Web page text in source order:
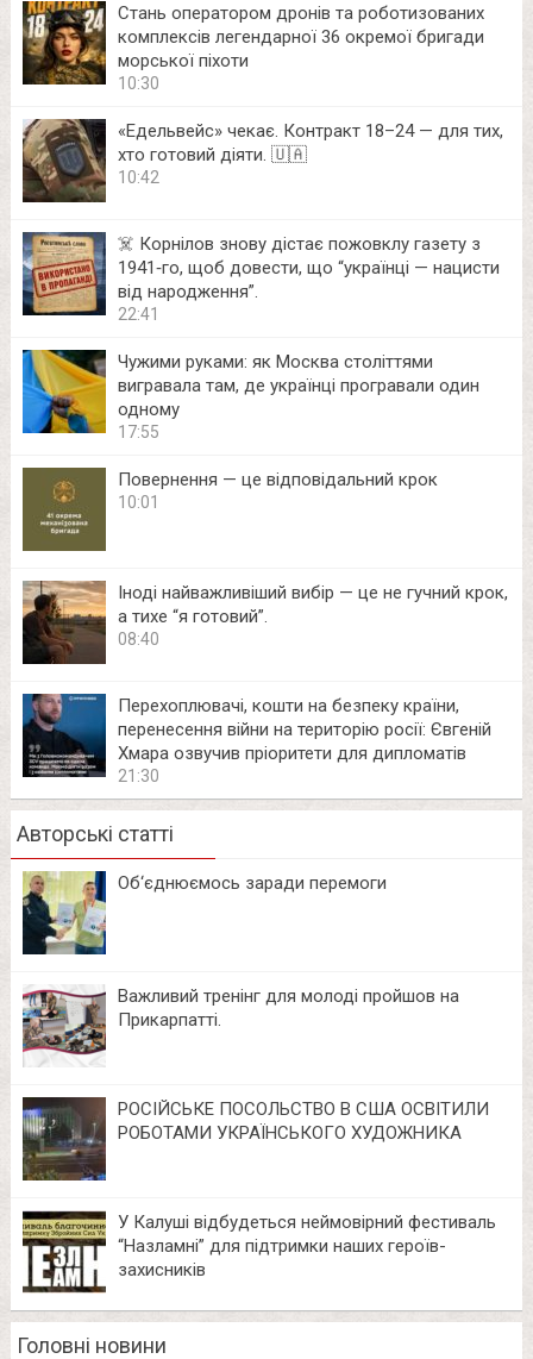
Стань оператором дронів та роботизованих
комплексів легендарної 36 окремої бригади
морської піхоти
10:30
«Едельвейс» чекає. Контракт 18–24 — для тих,
хто готовий діяти. 🇺🇦
10:42
☠️ Корнілов знову дістає пожовклу газету з
1941‑го, щоб довести, що “українці — нацисти
від народження”.
22:41
Чужими руками: як Москва століттями
вигравала там, де українці програвали один
одному
17:55
Повернення — це відповідальний крок
10:01
Іноді найважливіший вибір — це не гучний крок,
а тихе “я готовий”.
08:40
Перехоплювачі, кошти на безпеку країни,
перенесення війни на територію росії: Євгеній
Хмара озвучив пріоритети для дипломатів
21:30
Авторські статті
Об‘єднюємось заради перемоги
Важливий тренінг для молоді пройшов на
Прикарпатті.
РОСІЙСЬКЕ ПОСОЛЬСТВО В США ОСВІТИЛИ
РОБОТАМИ УКРАЇНСЬКОГО ХУДОЖНИКА
У Калуші відбудеться неймовірний фестиваль
“Назламні” для підтримки наших героїв-
захисників
Головні новини